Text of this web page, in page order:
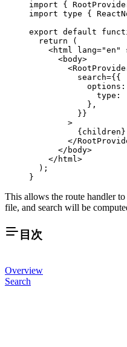
import {
import type {
export default
  return
(
    <
html lang="en"
      <
body>
        <
          search
={{
options:
              type:
            },
          }}
        >
          {children}
        </
      </
body>
    </
html >
  );
}
This allows the route handler
file, and search will be
目次
Overview
Search